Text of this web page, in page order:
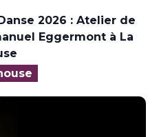
2026 : Atelier de
Eggermont à La